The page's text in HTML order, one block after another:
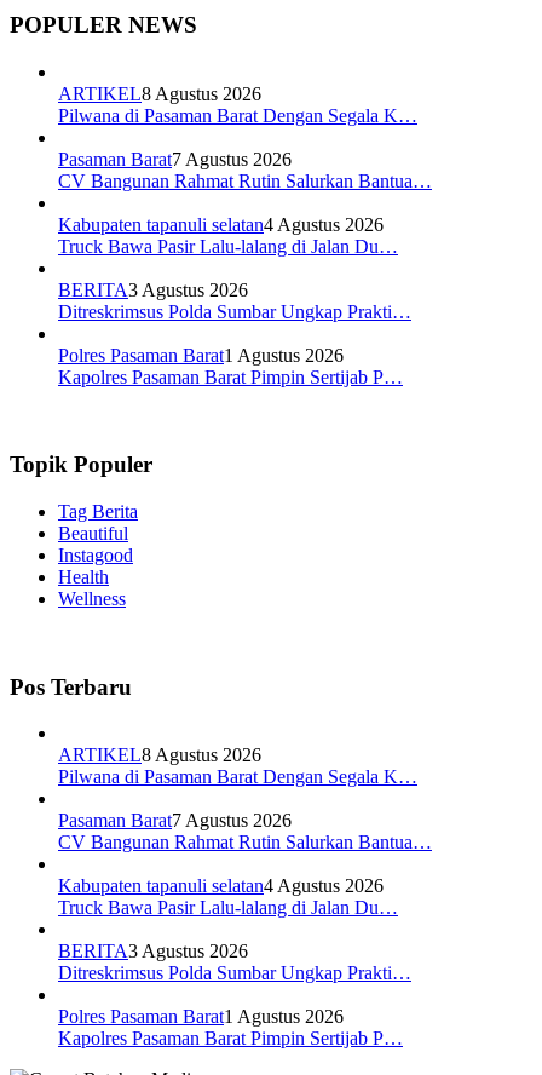
POPULER NEWS
ARTIKEL8 Agustus 2026
Pilwana di Pasaman Barat Dengan Segala K…
Pasaman Barat7 Agustus 2026
CV Bangunan Rahmat Rutin Salurkan Bantua…
Kabupaten tapanuli selatan4 Agustus 2026
Truck Bawa Pasir Lalu-lalang di Jalan Du…
BERITA3 Agustus 2026
Ditreskrimsus Polda Sumbar Ungkap Prakti…
Polres Pasaman Barat1 Agustus 2026
Kapolres Pasaman Barat Pimpin Sertijab P…
Topik Populer
Tag Berita
Beautiful
Instagood
Health
Wellness
Pos Terbaru
ARTIKEL8 Agustus 2026
Pilwana di Pasaman Barat Dengan Segala K…
Pasaman Barat7 Agustus 2026
CV Bangunan Rahmat Rutin Salurkan Bantua…
Kabupaten tapanuli selatan4 Agustus 2026
Truck Bawa Pasir Lalu-lalang di Jalan Du…
BERITA3 Agustus 2026
Ditreskrimsus Polda Sumbar Ungkap Prakti…
Polres Pasaman Barat1 Agustus 2026
Kapolres Pasaman Barat Pimpin Sertijab P…